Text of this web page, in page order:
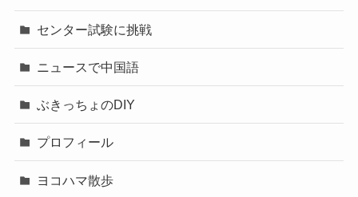
センター試験に挑戦
ニュースで中国語
ぶきっちょのDIY
プロフィール
ヨコハマ散歩